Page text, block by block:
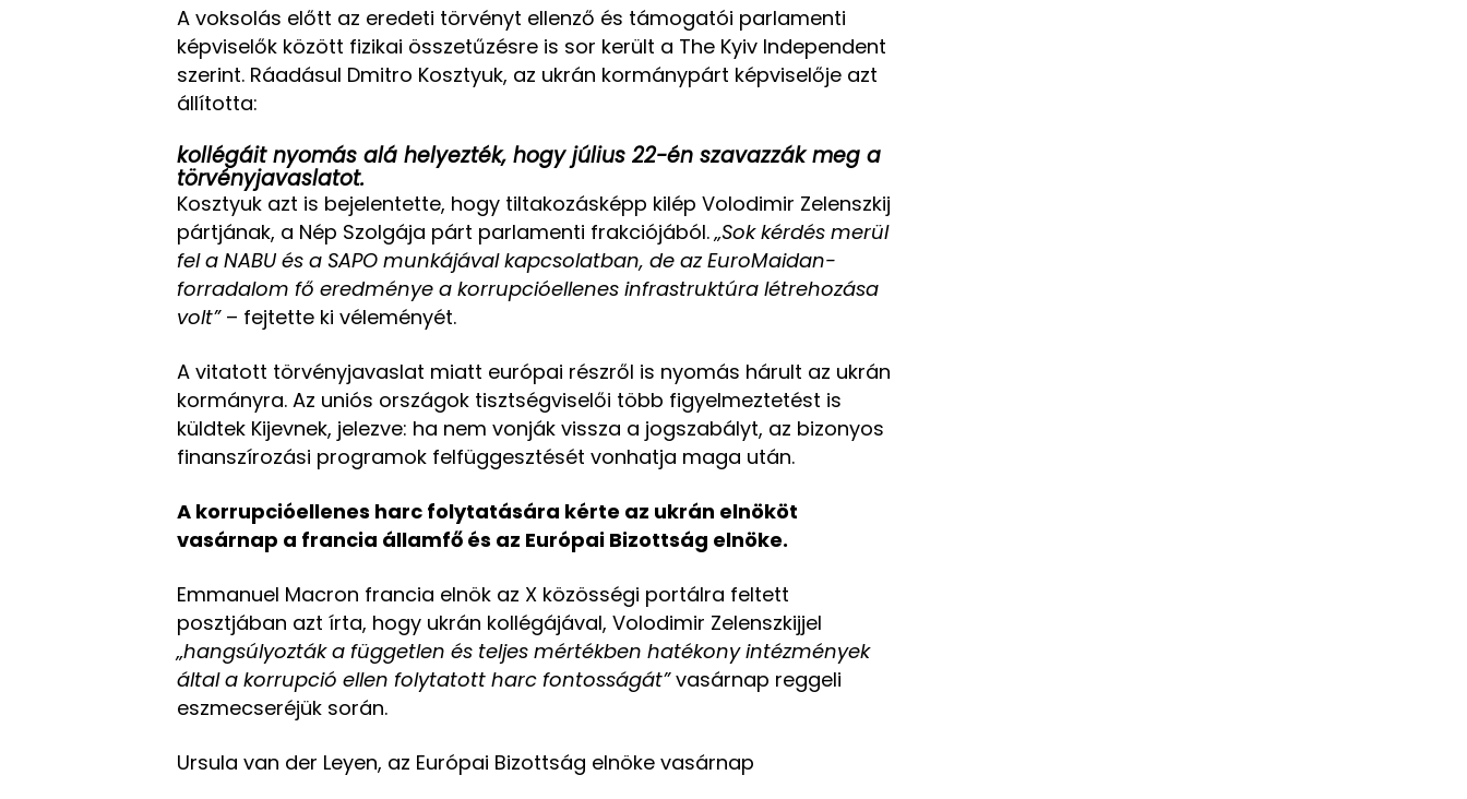
A voksolás előtt az eredeti törvényt ellenző és támogatói parlamenti
képviselők között fizikai összetűzésre is sor került a The Kyiv Independent
szerint. Ráadásul Dmitro Kosztyuk, az ukrán kormánypárt képviselője azt
állította:
kollégáit nyomás alá helyezték, hogy július 22-én szavazzák meg a
törvényjavaslatot.
Kosztyuk azt is bejelentette, hogy tiltakozásképp kilép Volodimir Zelenszkij
pártjának, a Nép Szolgája párt parlamenti frakciójából.„Sok kérdés merül
fel a NABU és a SAPO munkájával kapcsolatban, de az EuroMaidan-
forradalom fő eredménye a korrupcióellenes infrastruktúra létrehozása
volt”– fejtette ki véleményét.
A vitatott törvényjavaslat miatt európai részről is nyomás hárult az ukrán
kormányra. Az uniós országok tisztségviselői több figyelmeztetést is
küldtek Kijevnek, jelezve: ha nem vonják vissza a jogszabályt, az bizonyos
finanszírozási programok felfüggesztését vonhatja maga után.
A korrupcióellenes harc folytatására kérte az ukrán elnököt
vasárnap a francia államfő és az Európai Bizottság elnöke.
Emmanuel Macron francia elnök az X közösségi portálra feltett
posztjában azt írta, hogy ukrán kollégájával, Volodimir Zelenszkijjel
„hangsúlyozták a független és teljes mértékben hatékony intézmények
által a korrupció ellen folytatott harc fontosságát”vasárnap reggeli
eszmecseréjük során.
Ursula van der Leyen, az Európai Bizottság elnöke vasárnap